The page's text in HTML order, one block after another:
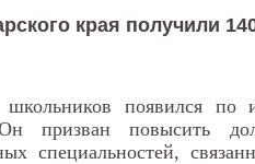
края получили
появился по
призван повысить
специальностей,